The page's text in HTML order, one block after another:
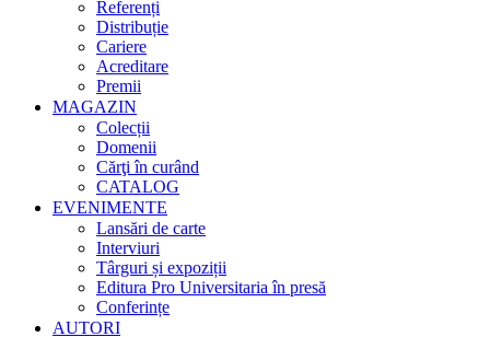
Referenți
Distribuție
Cariere
Acreditare
Premii
MAGAZIN
Colecții
Domenii
Cărţi în curând
CATALOG
EVENIMENTE
Lansări de carte
Interviuri
Târguri și expoziții
Editura Pro Universitaria în presă
Conferințe
AUTORI